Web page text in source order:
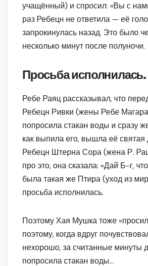
учащённый) и спросил: «Вы с
раз Ребецн не ответила — её
запрокинулась назад. Это было
несколько минут после полуночи.
Просьба исполнилась.
Ребе Раяц рассказывал, что
Ребецн Ривки (жены Ребе
попросила стакан воды и сразу
как выпила его, вышла её святая
Ребецн Штерна Сора (жена Р.
про это, она сказала: «Дай Б-г,
была такая же Птира (уход из
просьба исполнилась.
Поэтому Хая Мушка тоже
поэтому, когда вдруг
нехорошо, за считанные минуты
попросила стакан воды…